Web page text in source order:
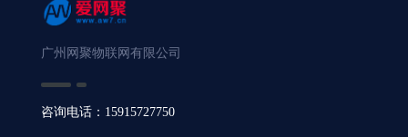
广州网聚物联网有限公司
咨询电话：15915727750